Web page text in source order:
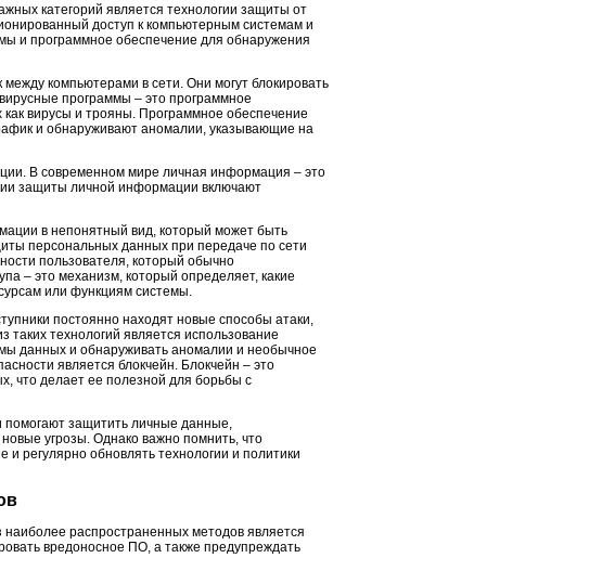
категорий является технологии защиты от
доступ к компьютерным системам и
и программное обеспечение для обнаружения
компьютерами в сети. Они могут блокировать
программы – это программное
вирусы и трояны. Программное обеспечение
и обнаруживают аномалии, указывающие на
В современном мире личная информация – это
защиты личной информации включают
в непонятный вид, который может быть
персональных данных при передаче по сети
пользователя, который обычно
– это механизм, который определяет, какие
или функциям системы.
постоянно находят новые способы атаки,
технологий является использование
данных и обнаруживать аномалии и необычное
является блокчейн. Блокчейн – это
что делает ее полезной для борьбы с
помогают защитить личные данные,
угрозы. Однако важно помнить, что
регулярно обновлять технологии и политики
распространенных методов является
вредоносное ПО, а также предупреждать